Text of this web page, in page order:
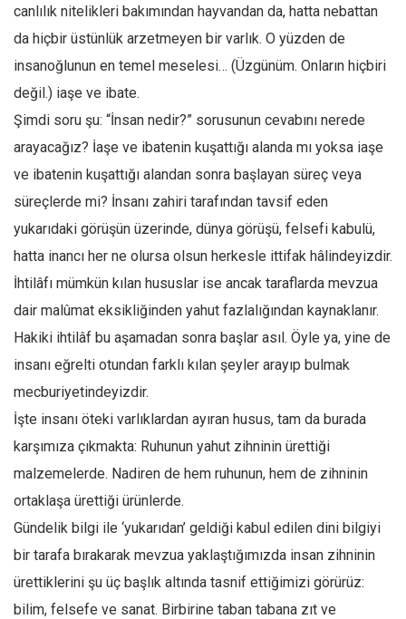
YouTube
Editörden
Kemal Özer
Mahmut Toptaş
Yvonne Ridley
Barış Tarımcıoğlu
Ömer Kayani
Yusuf Armağan
Hasanali Yıldırım
Leyla Şerif Emin
Selçuk Türkyılmaz
Abir E. Nahas
Amina S. Jenenkovic
Bağdagül Öz
Esra Elönü
» Yazar arşivi
Bu Sayı
Tüm Sayılar
canlılık nitelikleri bakımından hayvandan da, hatta nebattan
da hiçbir üstünlük arzetmeyen bir varlık. O yüzden de
insanoğlunun en temel meselesi… (Üzgünüm. Onların hiçbiri
değil.) iaşe ve ibate.
Şimdi soru şu: “İnsan nedir?” sorusunun cevabını nerede
arayacağız? İaşe ve ibatenin kuşattığı alanda mı yoksa iaşe
ve ibatenin kuşattığı alandan sonra başlayan süreç veya
süreçlerde mi? İnsanı zahiri tarafından tavsif eden
yukarıdaki görüşün üzerinde, dünya görüşü, felsefi kabulü,
hatta inancı her ne olursa olsun herkesle ittifak hâlindeyizdir.
İhtilâfı mümkün kılan hususlar ise ancak taraflarda mevzua
dair malûmat eksikliğinden yahut fazlalığından kaynaklanır.
Hakiki ihtilâf bu aşamadan sonra başlar asıl. Öyle ya, yine de
insanı eğrelti otundan farklı kılan şeyler arayıp bulmak
mecburiyetindeyizdir.
İşte insanı öteki varlıklardan ayıran husus, tam da burada
karşımıza çıkmakta: Ruhunun yahut zihninin ürettiği
malzemelerde. Nadiren de hem ruhunun, hem de zihninin
ortaklaşa ürettiği ürünlerde.
Gündelik bilgi ile ‘yukarıdan’ geldiği kabul edilen dini bilgiyi
bir tarafa bırakarak mevzua yaklaştığımızda insan zihninin
ürettiklerini şu üç başlık altında tasnif ettiğimizi görürüz:
bilim, felsefe ve sanat. Birbirine taban tabana zıt ve